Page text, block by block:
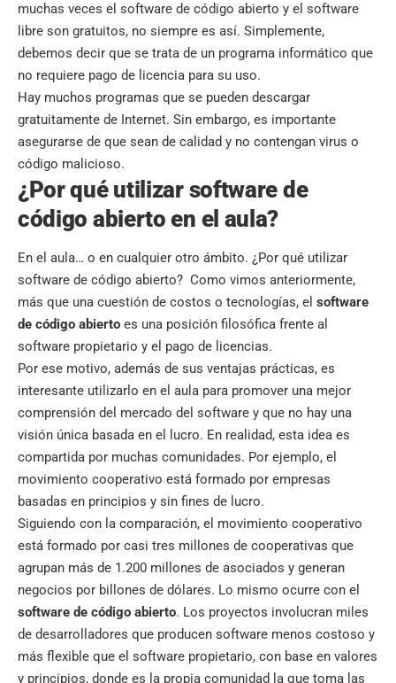
muchas veces el software de código abierto y el software
libre son gratuitos, no siempre es así. Simplemente,
debemos decir que se trata de un programa informático que
no requiere pago de licencia para su uso.
Hay muchos programas que se pueden descargar
gratuitamente de Internet. Sin embargo, es importante
asegurarse de que sean de calidad y no contengan virus o
código malicioso.
¿Por qué utilizar software de
código abierto en el aula?
En el aula… o en cualquier otro ámbito. ¿Por qué utilizar
software de código abierto? Como vimos anteriormente,
más que una cuestión de costos o tecnologías, el software
de código abierto es una posición filosófica frente al
software propietario y el pago de licencias.
Por ese motivo, además de sus ventajas prácticas, es
interesante utilizarlo en el aula para promover una mejor
comprensión del mercado del software y que no hay una
visión única basada en el lucro. En realidad, esta idea es
compartida por muchas comunidades. Por ejemplo, el
movimiento cooperativo está formado por empresas
basadas en principios y sin fines de lucro.
Siguiendo con la comparación, el movimiento cooperativo
está formado por casi tres millones de cooperativas que
agrupan más de 1.200 millones de asociados y generan
negocios por billones de dólares. Lo mismo ocurre con el
software de código abierto. Los proyectos involucran miles
de desarrolladores que producen software menos costoso y
más flexible que el software propietario, con base en valores
y principios, donde es la propia comunidad la que toma las